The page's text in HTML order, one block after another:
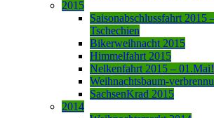
2015
Saisonabschlussfahrt 2015
Tschechien
Bikerweihnacht 2015
Himmelfahrt 2015
Nelkenfahrt 2015 – 01.Mai!
Weihnachtsbaum-
SachsenKrad 2015
2014